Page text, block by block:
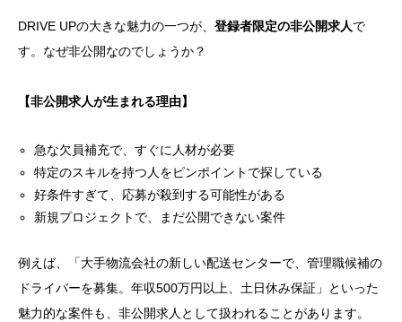
DRIVE UPの大きな魅力の一つが、 登録者限定の非公開求人で
す。なぜ非公開なのでしょうか？
【非公開求人が生まれる理由】
急な欠員補充で、すぐに人材が必要
特定のスキルを持つ人をピンポイントで探している
好条件すぎて、応募が殺到する可能性がある
新規プロジェクトで、まだ公開できない案件
例えば、「大手物流会社の新しい配送センターで、管理職候補の
ドライバーを募集。年収500万円以上、土日休み保証」といった
魅力的な案件も、非公開求人として扱われることがあります。